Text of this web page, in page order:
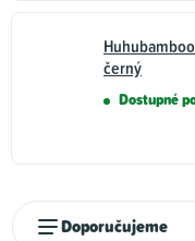
černý
Dostupné
Doporučujeme